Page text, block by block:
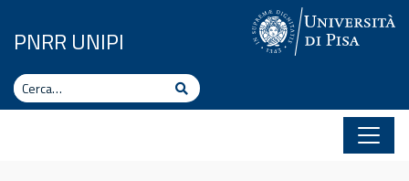
PNRR UNIPI
Cerca Cerca